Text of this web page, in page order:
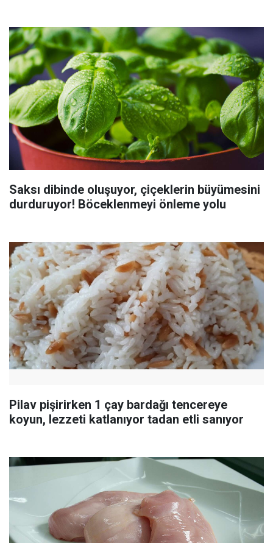
Saksı dibinde oluşuyor, çiçeklerin büyümesini
durduruyor! Böceklenmeyi önleme yolu
Pilav pişirirken 1 çay bardağı tencereye
koyun, lezzeti katlanıyor tadan etli sanıyor